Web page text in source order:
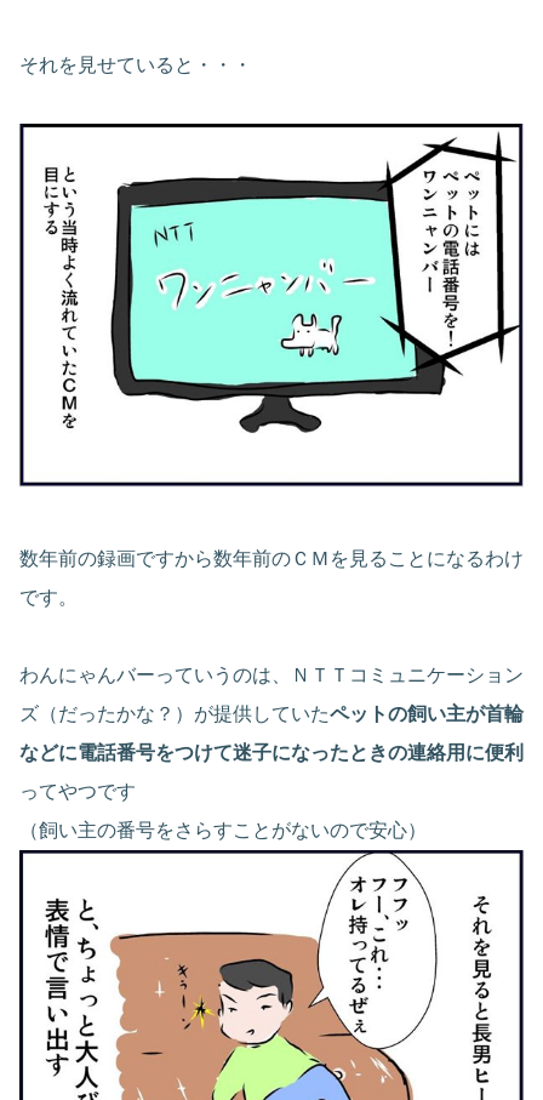
それを見せていると・・・
数年前の録画ですから数年前のＣＭを見ることになるわけ
です。
わんにゃんバーっていうのは、ＮＴＴコミュニケーション
ズ（だったかな？）が提供していたペットの飼い主が首輪
などに電話番号をつけて迷子になったときの連絡用に便利
ってやつです
（飼い主の番号をさらすことがないので安心）